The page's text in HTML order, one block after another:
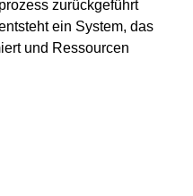
zurückgeführt
ein System, das
und Ressourcen